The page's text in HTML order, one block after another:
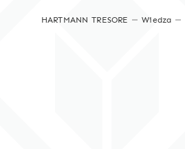
HARTMANN TRESORE Wiedza